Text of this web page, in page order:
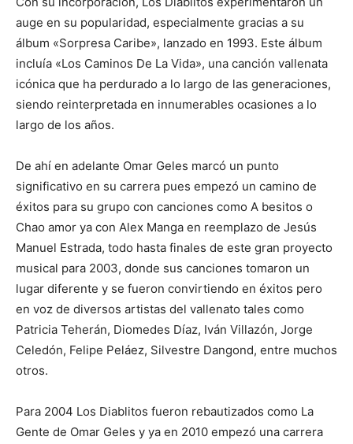
auge en su popularidad, especialmente gracias a su
álbum «Sorpresa Caribe», lanzado en 1993. Este álbum
incluía «Los Caminos De La Vida», una canción vallenata
icónica que ha perdurado a lo largo de las generaciones,
siendo reinterpretada en innumerables ocasiones a lo
largo de los años.
De ahí en adelante Omar Geles marcó un punto
significativo en su carrera pues empezó un camino de
éxitos para su grupo con canciones como A besitos o
Chao amor ya con Alex Manga en reemplazo de Jesús
Manuel Estrada, todo hasta finales de este gran proyecto
musical para 2003, donde sus canciones tomaron un
lugar diferente y se fueron convirtiendo en éxitos pero
en voz de diversos artistas del vallenato tales como
Patricia Teherán, Diomedes Díaz, Iván Villazón, Jorge
Celedón, Felipe Peláez, Silvestre Dangond, entre muchos
otros.
Para 2004 Los Diablitos fueron rebautizados como La
Gente de Omar Geles y ya en 2010 empezó una carrera